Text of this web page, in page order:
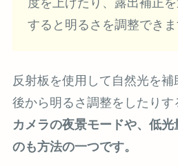
度を上げたり、露出補正
すると明るさを調整できま
反射板を使用して自然光を
後から明るさ調整をしたりす
カメラの夜景モードや、低
のも方法の一つです。